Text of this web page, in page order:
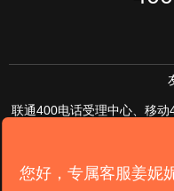
联通400电话受理中心 移动
联通400电话续费中心、移动
您好，专属客服姜妮